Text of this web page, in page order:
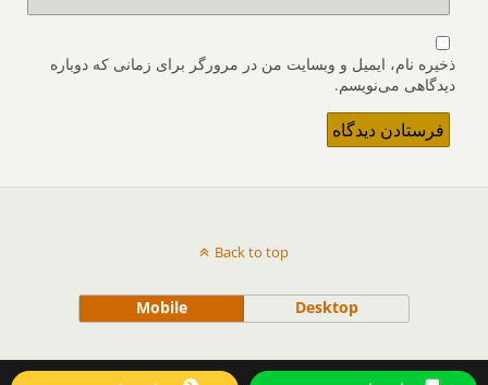
ذخیره نام، ایمیل و وبسایت من در مرورگر برای زمانی که دوباره
دیدگاهی می‌نویسم.
Back to top
Mobile Desktop